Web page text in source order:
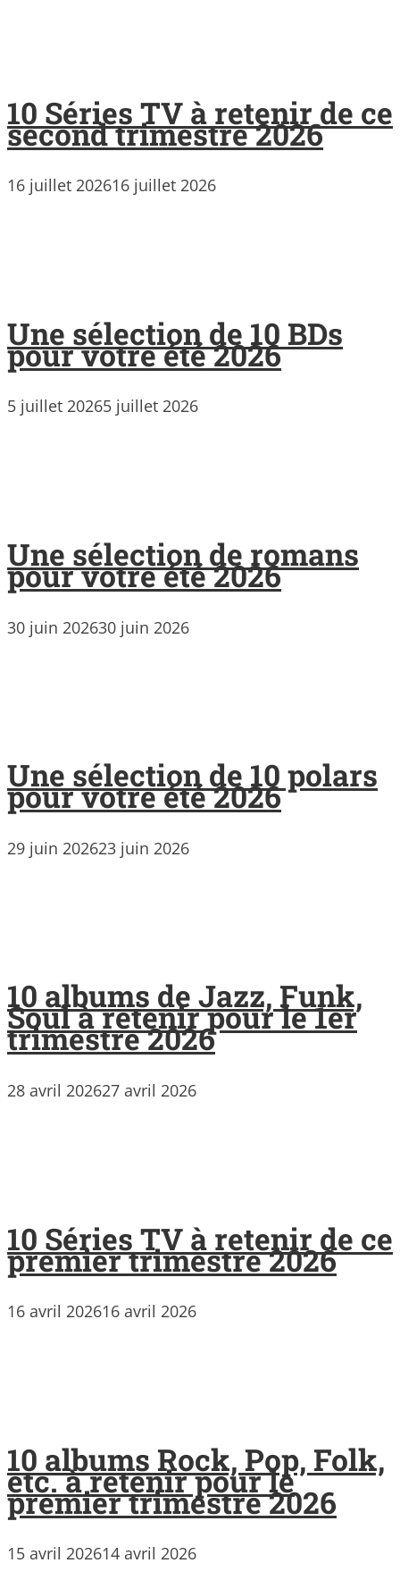
10 Séries TV à retenir de ce
second trimestre 2026
16 juillet 202616 juillet 2026
Une sélection de 10 BDs
pour votre été 2026
5 juillet 20265 juillet 2026
Une sélection de romans
pour votre été 2026
30 juin 202630 juin 2026
Une sélection de 10 polars
pour votre été 2026
29 juin 202623 juin 2026
10 albums de Jazz, Funk,
Soul à retenir pour le 1er
trimestre 2026
28 avril 202627 avril 2026
10 Séries TV à retenir de ce
premier trimestre 2026
16 avril 202616 avril 2026
10 albums Rock, Pop, Folk,
etc. à retenir pour le
premier trimestre 2026
15 avril 202614 avril 2026